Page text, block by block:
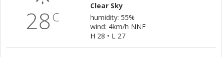
28C
Clear Sky
humidity: 55%
wind: 4km/h NNE
H 28 • L 27